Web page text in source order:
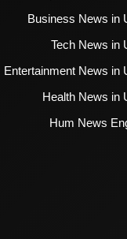
Business News in
Tech News in
Entertainment News in
Health News in
Hum News